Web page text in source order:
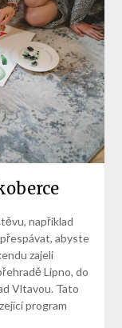
například
abyste
zajeli
Lipno, do
Vltavou. Tato
program